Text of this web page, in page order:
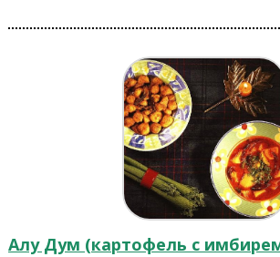
Алу Дум (картофель с